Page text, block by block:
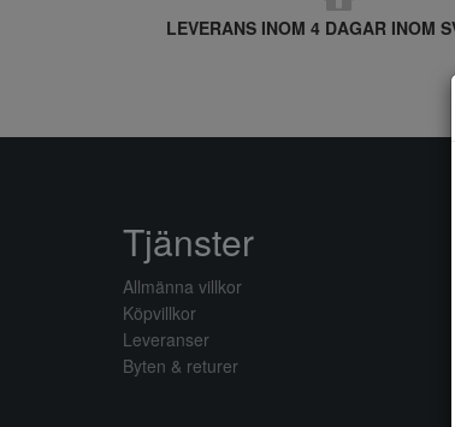
LEVERANS INOM 4 DAGAR INOM
Tjänster
Allmänna villkor
Köpvillkor
Leveranser
Byten & returer